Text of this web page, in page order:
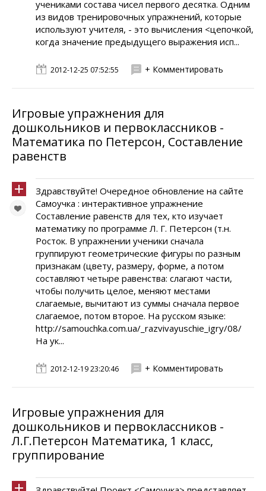
учениками состава чисел первого десятка. Одним
из видов тренировочных упражнений, которые
используют учителя, - это вычисления <цепочкой,
когда значение предыдущего выражения исп...
2012-12-25 07:52:55 + Комментировать
Игровые упражнения для
дошкольников и первоклассников -
Математика по Петерсон, Составление
равенств
Здравствуйте! Очередное обновление на сайте
Самоучка : интерактивное упражнение
Составление равенств для тех, кто изучает
математику по программе Л. Г. Петерсон (т.н.
Росток. В упражнении ученики сначала
группируют геометрические фигуры по разным
признакам (цвету, размеру, форме, а потом
составляют четыре равенства: слагают части,
чтобы получить целое, меняют местами
слагаемые, вычитают из суммы сначала первое
слагаемое, потом второе. На русском языке:
http://samouchka.com.ua/_razvivayuschie_igry/08/
На ук...
2012-12-19 23:20:46 + Комментировать
Игровые упражнения для
дошкольников и первоклассников -
Л.Г.Петерсон Математика, 1 класс,
группирование